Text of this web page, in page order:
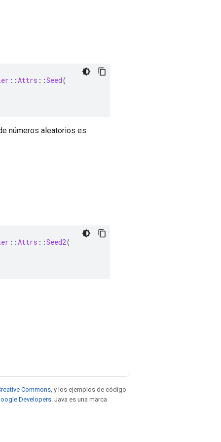
::Attrs ::Seed(
números aleatorios es
::Attrs ::Seed2(
Commons , y los ejemplos de código
Developers . Java es una marca